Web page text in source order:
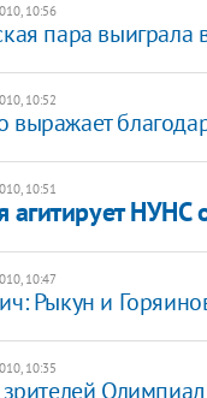
10:56
пара
10:52
10:51
агитирует НУНС
10:47
Рыкун и
10:35
зрителей